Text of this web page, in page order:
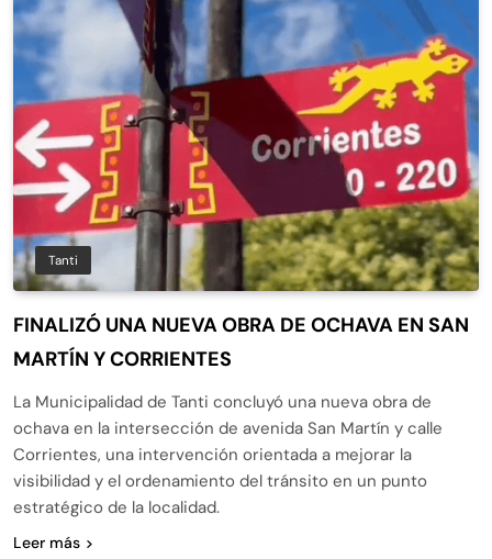
Tanti
FINALIZÓ UNA NUEVA OBRA DE OCHAVA EN SAN
MARTÍN Y CORRIENTES
La Municipalidad de Tanti concluyó una nueva obra de
ochava en la intersección de avenida San Martín y calle
Corrientes, una intervención orientada a mejorar la
visibilidad y el ordenamiento del tránsito en un punto
estratégico de la localidad.
Leer más